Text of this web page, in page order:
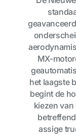
MX-
het laagste
begint de
kiezen
assige